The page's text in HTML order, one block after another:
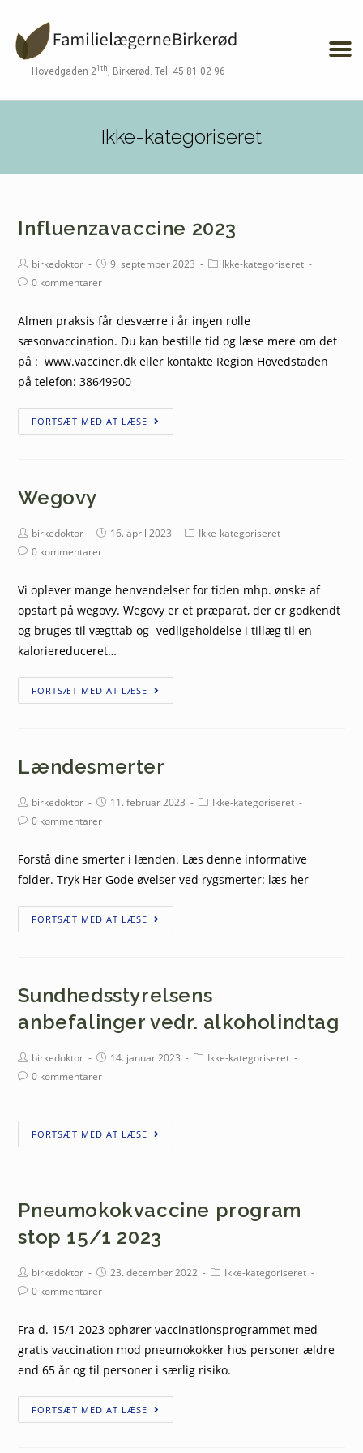
Hovedgaden 21th , Birkerød. Tel: 45 81 02 96
Ikke-kategoriseret
Influenzavaccine 2023
birkedoktor 9. september 2023
Ikke-kategoriseret
0 kommentarer
Almen praksis får desværre i år ingen rolle
sæsonvaccination. Du kan bestille tid og læse mere om det
på : www.vacciner.dk eller kontakte Region Hovedstaden
på telefon: 38649900
FORTSÆT MED AT LÆSE
Wegovy
birkedoktor 16. april 2023
Ikke-kategoriseret
0 kommentarer
Vi oplever mange henvendelser for tiden mhp. ønske af
opstart på wegovy. Wegovy er et præparat, der er godkendt
og bruges til vægttab og -vedligeholdelse i tillæg til en
kaloriereduceret…
FORTSÆT MED AT LÆSE
Lændesmerter
birkedoktor 11. februar 2023
Ikke-kategoriseret
0 kommentarer
Forstå dine smerter i lænden. Læs denne informative
folder. Tryk Her Gode øvelser ved rygsmerter: læs her
FORTSÆT MED AT LÆSE
Sundhedsstyrelsens
anbefalinger vedr. alkoholindtag
birkedoktor 14. januar 2023
Ikke-kategoriseret
0 kommentarer
FORTSÆT MED AT LÆSE
Pneumokokvaccine program
stop 15/1 2023
birkedoktor 23. december 2022
Ikke-kategoriseret
0 kommentarer
Fra d. 15/1 2023 ophører vaccinationsprogrammet med
gratis vaccination mod pneumokokker hos personer ældre
end 65 år og til personer i særlig risiko.
FORTSÆT MED AT LÆSE